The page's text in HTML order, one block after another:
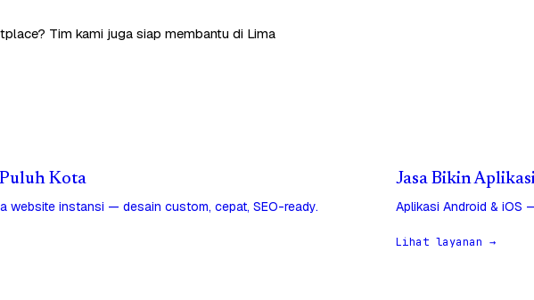
Tim kami juga siap membantu di Lima
Kota
website instansi — desain custom, cepat, SEO-ready.
Jasa Bikin
Aplikasi Android & iOS
Lihat layanan →